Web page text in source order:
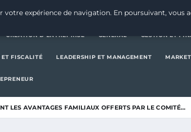
CRÉATION D’ENTREPRISE GENERAL GESTION ET
FISCALITÉ LEADERSHIP ET MANAGEMENT
LES AVANTAGES FAMILIAUX OFFERTS PAR LE COMITÉ…
votre expérience de navigation. En poursuivant, vous